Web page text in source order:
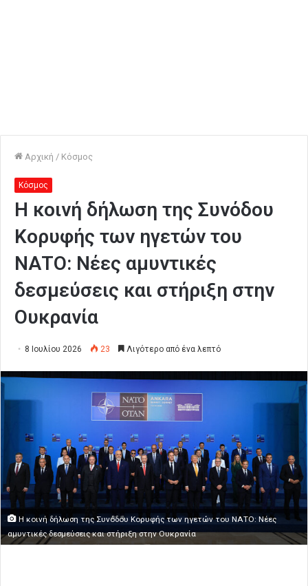
Αρχική / Κόσμος
Κόσμος
Η κοινή δήλωση της Συνόδου
Κορυφής των ηγετών του
ΝΑΤΟ: Νέες αμυντικές
δεσμεύσεις και στήριξη στην
Ουκρανία
8 Ιουλίου 2026 23 Λιγότερο από ένα λεπτό
Η κοινή δήλωση της Συνόδου Κορυφής των ηγετών του ΝΑΤΟ: Νέες
αμυντικές δεσμεύσεις και στήριξη στην Ουκρανία